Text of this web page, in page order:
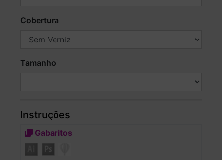
Cobertura
Tamanho
Instruções
Gabaritos